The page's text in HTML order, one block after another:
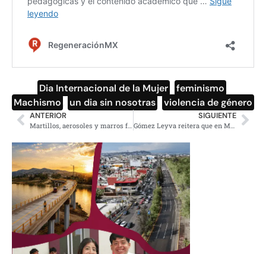
Dia Internacional de la Mujer feminismo
Machismo
un dia sin nosotras violencia de género
ANTERIOR SIGUIENTE
Gómez Leyva reitera que en México hay libertad de expresión